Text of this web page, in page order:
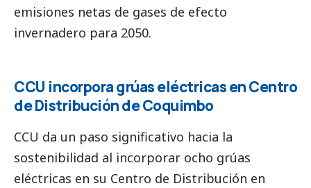
emisiones netas de gases de efecto
invernadero para 2050.
CCU incorpora grúas eléctricas en Centro
de Distribución de Coquimbo
CCU da un paso significativo hacia la
sostenibilidad al incorporar ocho grúas
eléctricas en su Centro de Distribución en